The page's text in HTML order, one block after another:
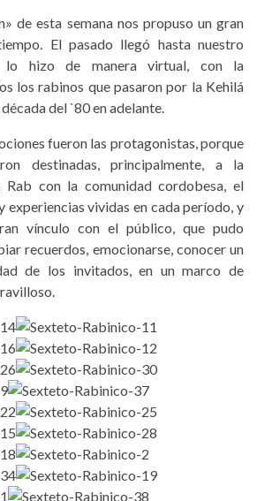
de esta semana nos propuso un gran
El pasado llegó hasta nuestro
lo hizo de manera virtual, con la
los rabinos que pasaron por la Kehilá
del `80 en adelante.
fueron las protagonistas, porque
destinadas, principalmente, a la
Rab con la comunidad cordobesa, el
experiencias vividas en cada período, y
vínculo con el público, que pudo
recuerdos, emocionarse, conocer un
de los invitados, en un marco de